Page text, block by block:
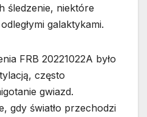
śledzenie, niektóre
galaktykami.
FRB 20221022A było
często
gwiazd.
gdy światło przechodzi